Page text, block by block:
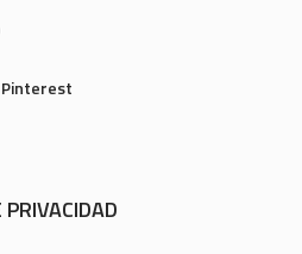
Pinterest